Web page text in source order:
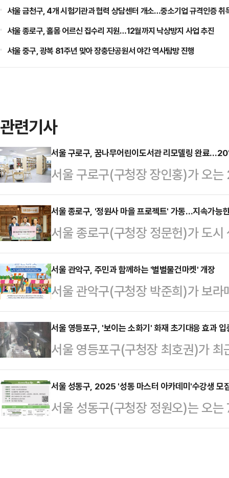
서울 금천구, 4개 시험기관과 협력 상담센터 개소…중소기업 규격인증 취
서울 종로구, 홀몸 어르신 집수리 지원…12월까지 낙상방지 사업 추진
서울 중구, 광복 81주년 맞아 장충단공원서 야간 역사탐방 진행
관련기사
서울 구로구, 꿈나무어린이도서관 리모델링 완료
서울 구로구(구청장 장인홍)가 오
길 54)에서 지난달 리모델링을 마
기 위한 재개관식을 개최한다.꿈나
치한 연면적 185㎡ 규모의 도서관
델링 공사를 마치고 유아·어린이·
독서·체험·문화 공간으로 새롭게
공단 4층 꿈나무극장에서 열리는
구로구청장, 주요 내빈들이 축하 인
서울 종로구, '정원사 마을 프로젝트' 가동…지속가능
서울 종로구(구청장 정문헌)가 도
로 정원사 마을 프로젝트' 를 시작
카카오메이커스, (사)생명의숲이
뜻을 같이하는 세 기관은 지난 18
협약을 맺고 본격적인 사업 운영에
지속가능한 공공정원 관리체계 구
삶의 질 향상과 도시 생태 복원이라
구는 이번 협약…
서울 관악구, 주민과 함께하는 '별별물건마켓' 개장
서울 관악구(구청장 박준희)가 보
회와 연계해 지역 대표 수변공간인
일부터 '별별물건마켓'을 개최한다
고, 나눠 쓰고, 바꿔 쓰고, 다시 쓰
여형 플리마켓으로, 다양한 세대가
의 장을 마련하고 지역상권 활성화
류, 생활잡화 등을 판매하는 '아나
서는 '어린이 벼룩…
서울 영등포구, '보이는 소화기' 화재 초기대응 효과
서울 영등포구(구청장 최호권)가
인근 주민과 시장 상인들이 '보이는
질 수 있었던 상황을 막았다고 밝
시20분쯤, 대림동 대림중앙시장 인
전 중 발화된 것으로 추정되며, 불
서울 성동구, 2025 '성동 마스터 아카데미'수강생 모
서울 성동구(구청장 정원오)는 오
아카데미' 수강생을 이달 23일부터